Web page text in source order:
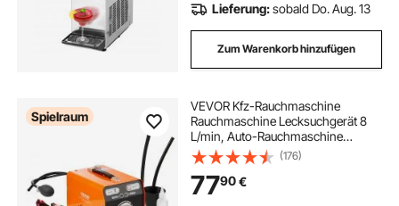
Lieferung:sobald Do. Aug. 13
Zum Warenkorb hinzufügen
Spielraum
VEVOR Kfz-Rauchmaschine
Rauchmaschine Lecksuchgerät 8
L/min, Auto-Rauchmaschine
Luftmodus & Rauchmodus zwei
Modelle, Lecksuchgerät mit
Manometer & Luftpumpen, 12 V
Lecksuchgerät Rauchmaschine
(176)
7790€